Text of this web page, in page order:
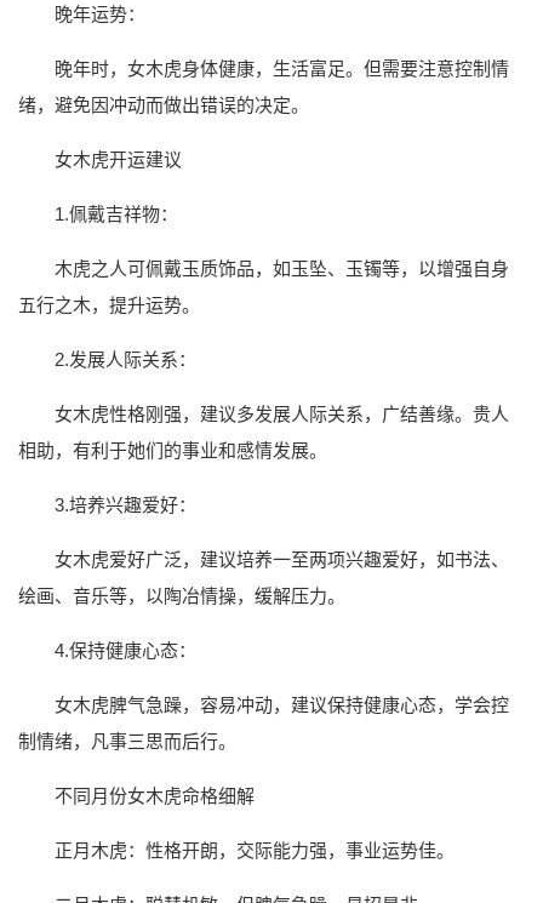
晚年运势：
晚年时，女木虎身体健康，生活富足。但需要注意控制情
绪，避免因冲动而做出错误的决定。
女木虎开运建议
1.佩戴吉祥物：
木虎之人可佩戴玉质饰品，如玉坠、玉镯等，以增强自身
五行之木，提升运势。
2.发展人际关系：
女木虎性格刚强，建议多发展人际关系，广结善缘。贵人
相助，有利于她们的事业和感情发展。
3.培养兴趣爱好：
女木虎爱好广泛，建议培养一至两项兴趣爱好，如书法、
绘画、音乐等，以陶冶情操，缓解压力。
4.保持健康心态：
女木虎脾气急躁，容易冲动，建议保持健康心态，学会控
制情绪，凡事三思而后行。
不同月份女木虎命格细解
正月木虎：性格开朗，交际能力强，事业运势佳。